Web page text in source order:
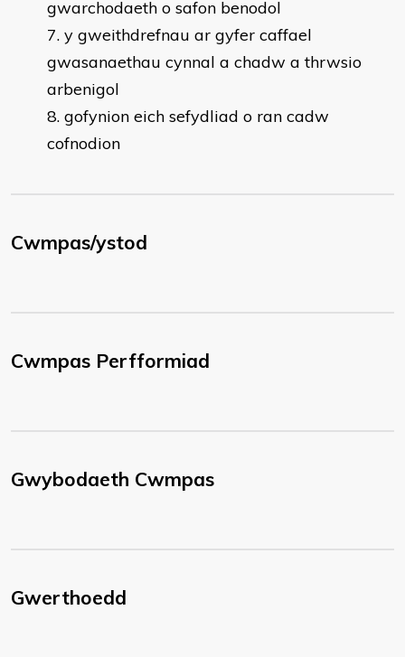
gwarchodaeth o safon benodol
y gweithdrefnau ar gyfer caffael
gwasanaethau cynnal a chadw a thrwsio
arbenigol
gofynion eich sefydliad o ran cadw
cofnodion
Cwmpas/ystod
Cwmpas Perfformiad
Gwybodaeth Cwmpas
Gwerthoedd